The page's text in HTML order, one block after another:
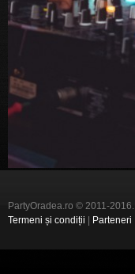
PartyOradea.ro © 2011-2016.
Termeni și condiții
Parteneri